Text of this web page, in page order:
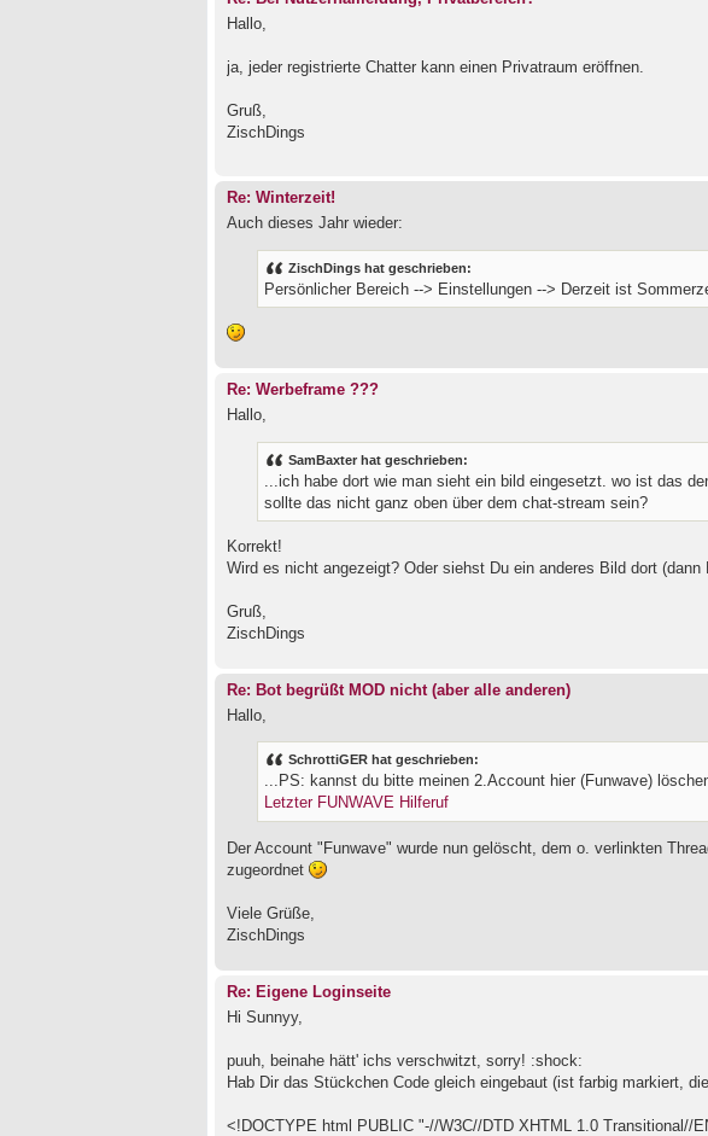
Hallo,
ja, jeder registrierte Chatter kann einen Privatraum eröffnen.
Gruß,
ZischDings
Re: Winterzeit!
Auch dieses Jahr wieder:
ZischDings hat geschrieben:
Persönlicher Bereich --> Einstellungen --> Derzeit ist
Re: Werbeframe ???
Hallo,
SamBaxter hat geschrieben:
...ich habe dort wie man sieht ein bild eingesetzt. wo ist das
sollte das nicht ganz oben über dem chat-stream sein?
Korrekt!
Wird es nicht angezeigt? Oder siehst Du ein anderes Bild dort (dann
Gruß,
ZischDings
Re: Bot begrüßt MOD nicht (aber alle anderen)
Hallo,
SchrottiGER hat geschrieben:
...PS: kannst du bitte meinen 2.Account hier (Funwave)
Letzter FUNWAVE Hilferuf
Der Account "Funwave" wurde nun gelöscht, dem o. verlinkten
zugeordnet
Viele Grüße,
ZischDings
Re: Eigene Loginseite
Hi Sunnyy,
puuh, beinahe hätt' ichs verschwitzt, sorry! :shock:
Hab Dir das Stückchen Code gleich eingebaut (ist farbig markiert,
<!DOCTYPE html PUBLIC "-//W3C//DTD XHTML 1.0 Transitional//